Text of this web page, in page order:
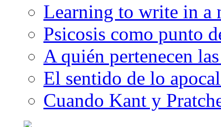
Learning to write in a
Psicosis como punto
A quién pertenecen
El sentido de lo
Cuando Kant y